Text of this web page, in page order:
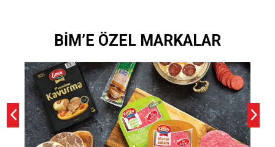
BİM’E ÖZEL MARKALAR